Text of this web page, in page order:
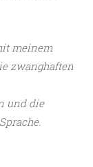
meinem
zwanghaften
und die